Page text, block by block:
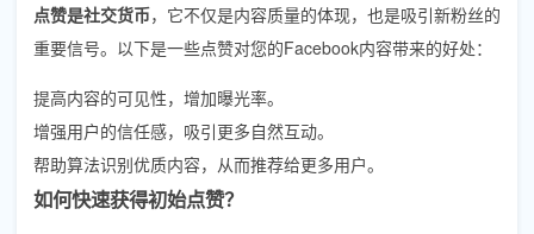
点赞是社交货币，它不仅是内容质量的体现，也是吸引新粉丝的
重要信号。以下是一些点赞对您的Facebook内容带来的好处：
提高内容的可见性，增加曝光率。
增强用户的信任感，吸引更多自然互动。
帮助算法识别优质内容，从而推荐给更多用户。
如何快速获得初始点赞？